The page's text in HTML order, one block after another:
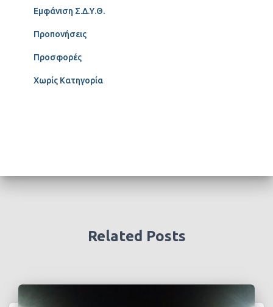
Εμφάνιση Σ.Δ.Υ.Θ.
Προπονήσεις
Προσφορές
Χωρίς Κατηγορία
Related Posts